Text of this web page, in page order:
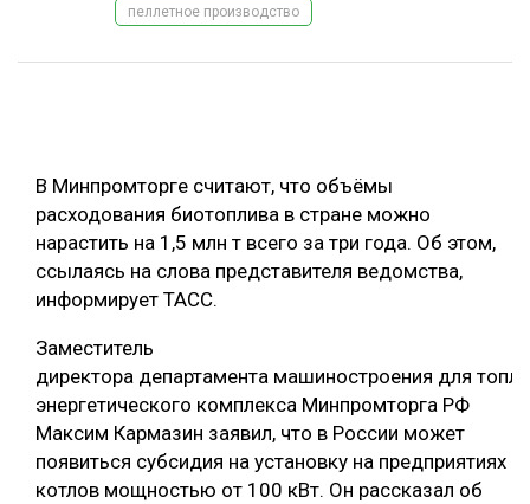
ЛЕСОЗАГОТОВКА
ОБРАБОТКА ДРЕВЕСИНЫ
ЛЕСОВОССТАНОВЛЕНИЕ И ЗАЩИТА
ЛОГИСТИКА
ПРОИЗВОДСТВО ДРЕВЕСНЫХ ПЛИТ
КОМПЛЕКСНАЯ ПЕРЕРАБОТКА
ЛЕСОПИЛЕНИЕ
ДЕРЕВЯННОЕ ДОМОСТРОЕНИЕ
ТЕМАТИЧЕСКИЕ ПРОЕКТЫ
пеллетное производство
В Минпромторге считают, что объёмы
расходования биотоплива в стране можно
нарастить на 1,5 млн т всего за три года. Об этом,
ссылаясь на слова представителя ведомства,
информирует ТАСС.
Заместитель
директора департамента машиностроения для
энергетического комплекса Минпромторга РФ
Максим Кармазин заявил, что в России может
появиться субсидия на установку на предприятиях
котлов мощностью от 100 кВт. Он рассказал об